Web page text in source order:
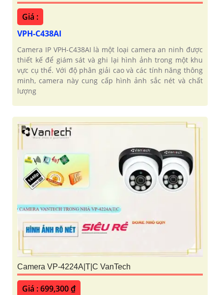
'
Giá :
VPH-C438AI
Camera IP VPH-C438AI là một loại camera an ninh được
thiết kế để giám sát và ghi lại hình ảnh trong một khu
vực cụ thể. Với độ phân giải cao và các tính năng thông
minh, camera này cung cấp hình ảnh sắc nét và chất
lượng
Camera VP-4224A|T|C VanTech
Giá : 699,300 ₫